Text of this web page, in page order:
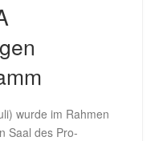
wurde im Rahmen
Saal des Pro-